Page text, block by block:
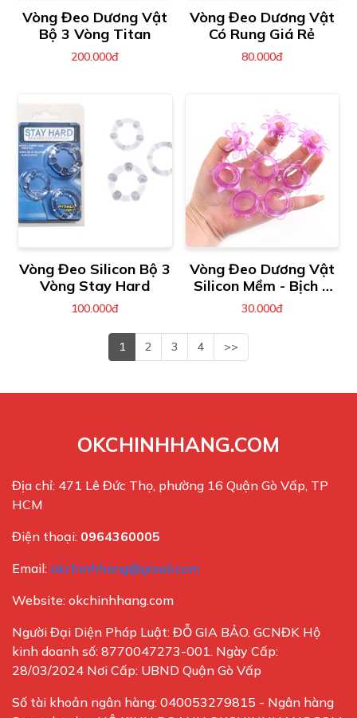
Vòng Đeo Dương Vật
Bộ 3 Vòng Titan
200.000đ
Vòng Đeo Dương Vật
Có Rung Giá Rẻ
80.000đ
Vòng Đeo Silicon Bộ 3
Vòng Stay Hard
100.000đ
Vòng Đeo Dương Vật
Silicon Mềm - Bịch 1
Cái
30.000đ
1 2 3 4 >>
OKCHINHHANG.COM
Địa chỉ: 471 Lê Đức Thọ, phường 16 Quận Gò Vấp, TP
HCM
Điện thoại: 0964360005
Email: okchinhhang@gmail.com
Website: okchinhhang.com
Người Đại Diện Pháp Luật: ĐỖ GIA BẢO. GCNĐK Hộ
kinh doanh số: 8770047273-001. Ngày Cấp:
28/03/2024 Nơi Cấp: UBND Quận Gò Vấp
Số tài khoản ngân hàng: 040053279815 - Ngân hàng